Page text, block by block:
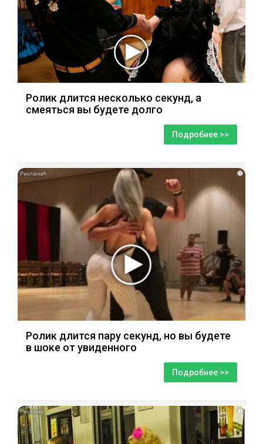
Ролик длится несколько секунд, а
смеяться вы будете долго
Подробнее >>
i
Ролик длится пару секунд, но вы будете
в шоке от увиденного
Подробнее >>
i